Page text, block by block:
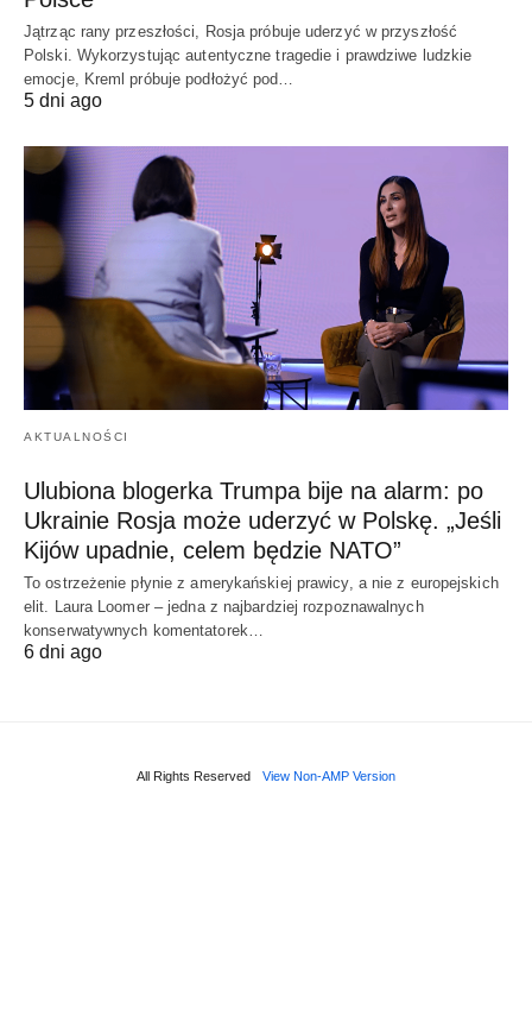
Jątrząc rany przeszłości, Rosja próbuje uderzyć w przyszłość
Polski. Wykorzystując autentyczne tragedie i prawdziwe ludzkie
emocje, Kreml próbuje podłożyć pod…
5 dni ago
AKTUALNOŚCI
Ulubiona blogerka Trumpa bije na alarm: po
Ukrainie Rosja może uderzyć w Polskę. „Jeśli
Kijów upadnie, celem będzie NATO”
To ostrzeżenie płynie z amerykańskiej prawicy, a nie z europejskich
elit. Laura Loomer – jedna z najbardziej rozpoznawalnych
konserwatywnych komentatorek…
6 dni ago
All Rights Reserved View Non-AMP Version